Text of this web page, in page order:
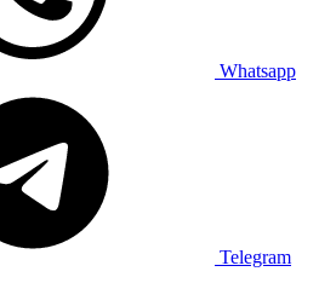
Whatsapp
Telegram